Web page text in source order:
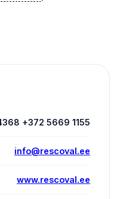
+372 5669 1155
info@rescoval.ee
www.rescoval.ee